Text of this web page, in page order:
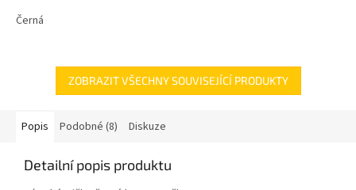
Černá
ZOBRAZIT VŠECHNY SOUVISEJÍCÍ PRODUKTY
Popis Podobné (8) Diskuze
Detailní popis produktu